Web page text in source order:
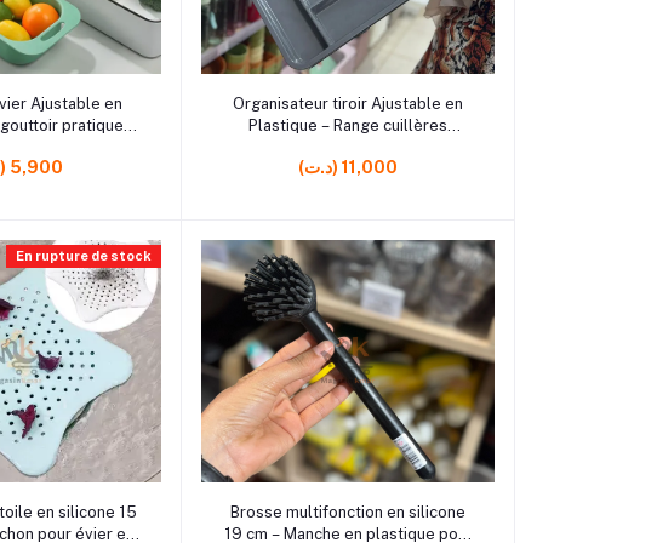
au panier
Ajustable en
pratique
(د.ت) 5,900
Ajouter au panier
Organisateur tiroir Ajustable en
Plastique – Range cuillères
(د.ت) 11,000
En rupture de stock
au panier
en silicone 15
pour évier et
Ajouter au panier
Brosse multifonction en silicone
19 cm – Manche en plastique pour